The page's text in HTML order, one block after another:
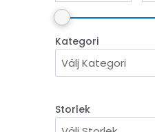
Kategori
Storlek